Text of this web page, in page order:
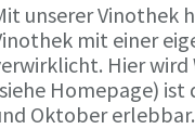
unserer Vinothek
mit einer
Hier wird
Homepage) ist
Oktober erlebbar.